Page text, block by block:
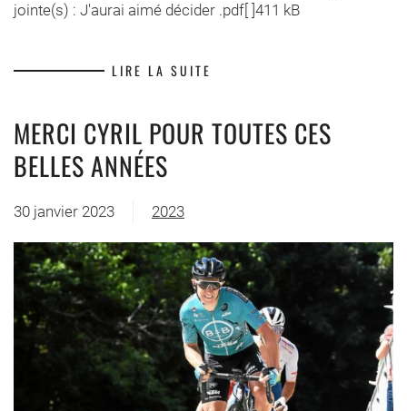
jointe(s) : J'aurai aimé décider .pdf[ ]411 kB
LIRE LA SUITE
MERCI CYRIL POUR TOUTES CES
BELLES ANNÉES
30 janvier 2023 2023